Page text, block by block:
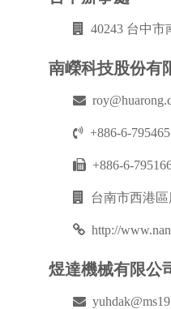
40243 台中市
南嶸科技股份有
+886-6-
+886-6-
台南市西港
http://
煜達機械有限公